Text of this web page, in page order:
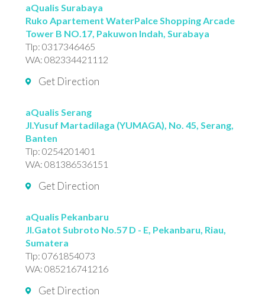
aQualis Surabaya
Ruko Apartement WaterPalce Shopping Arcade
Tower B NO.17, Pakuwon Indah, Surabaya
Tlp:0317346465
WA:082334421112
Get Direction
aQualis Serang
Jl.Yusuf Martadilaga (YUMAGA), No. 45, Serang,
Banten
Tlp:0254201401
WA:081386536151
Get Direction
aQualis Pekanbaru
Jl.Gatot Subroto No.57 D - E, Pekanbaru, Riau,
Sumatera
Tlp:0761854073
WA:085216741216
Get Direction